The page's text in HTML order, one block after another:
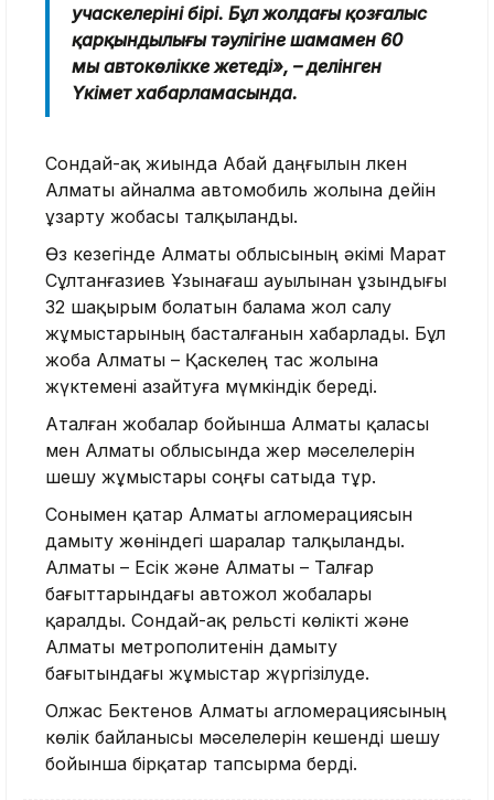
учаскелерінің бірі. Бұл жолдағы қозғалыс
қарқындылығы тәулігіне шамамен 60
мың автокөлікке жетеді», – делінген
Үкімет хабарламасында.
Сондай-ақ жиында Абай даңғылын Үлкен
Алматы айналма автомобиль жолына дейін
ұзарту жобасы талқыланды.
Өз кезегінде Алматы облысының әкімі Марат
Сұлтанғазиев Ұзынағаш ауылынан ұзындығы
32 шақырым болатын балама жол салу
жұмыстарының басталғанын хабарлады. Бұл
жоба Алматы – Қаскелең тас жолына
жүктемені азайтуға мүмкіндік береді.
Аталған жобалар бойынша Алматы қаласы
мен Алматы облысында жер мәселелерін
шешу жұмыстары соңғы сатыда тұр.
Сонымен қатар Алматы агломерациясын
дамыту жөніндегі шаралар талқыланды.
Алматы – Есік және Алматы – Талғар
бағыттарындағы автожол жобалары
қаралды. Сондай-ақ рельсті көлікті және
Алматы метрополитенін дамыту
бағытындағы жұмыстар жүргізілуде.
Олжас Бектенов Алматы агломерациясының
көлік байланысы мәселелерін кешенді шешу
бойынша бірқатар тапсырма берді.